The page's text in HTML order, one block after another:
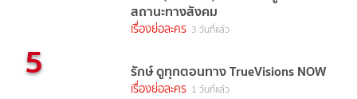
สถานะทางสังคม
เรื่องย่อละคร 3 วันที่แล้ว
5 รักษ์ ดูทุกตอนทาง TrueVisions NOW
เรื่องย่อละคร 1 วันที่แล้ว